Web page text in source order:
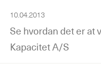
10.04.2013
Se hvordan det er
Kapacitet A/S